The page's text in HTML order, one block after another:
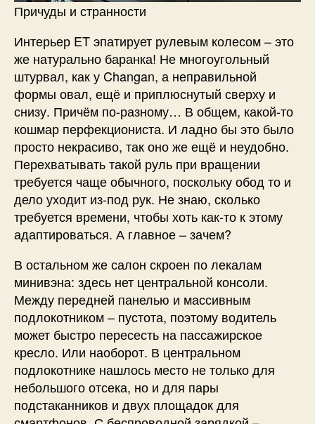
Причуды и странности
Интерьер ET эпатирует рулевым колесом – это
же натурально баранка! Не многоугольный
штурвал, как у Changan, а неправильной
формы овал, ещё и приплюснутый сверху и
снизу. Причём по-разному… В общем, какой-то
кошмар перфекциониста. И ладно бы это было
просто некрасиво, так оно же ещё и неудобно.
Перехватывать такой руль при вращении
требуется чаще обычного, поскольку обод то и
дело уходит из-под рук. Не знаю, сколько
требуется времени, чтобы хоть как-то к этому
адаптироваться. А главное – зачем?
В остальном же салон скроен по лекалам
минивэна: здесь нет центральной консоли.
Между передней панелью и массивным
подлокотником – пустота, поэтому водитель
может быстро пересесть на пассажирское
кресло. Или наоборот. В центральном
подлокотнике нашлось место не только для
небольшого отсека, но и для пары
подстаканников и двух площадок для